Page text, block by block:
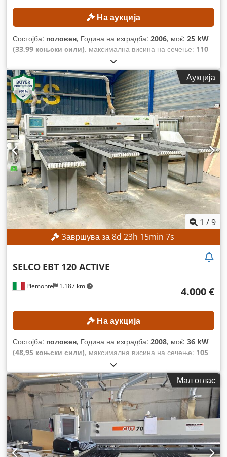
На аукција
Состојба: половен, Година на изградба: 2006, моќ: 25 kW
(33,99 коњски сили), максимална висина на сечење: 110
, максимална ширина на сечење:
должина на сечење:4.300 мм,
Аукција
1 /9
Завршува за8d 23h 15min 5s
Piemonte 1.187 km
SELCO EBT 120 ACTIVE
4.000 €
На аукција
Состојба: половен, Година на изградба: 2008, моќ: 36 kW
(48,95 коњски сили), максимална висина на сечење: 105
, максимална ширина на сечење:
должина на сечење:2.200 мм, Опрема:дозатор,
Мал оглас